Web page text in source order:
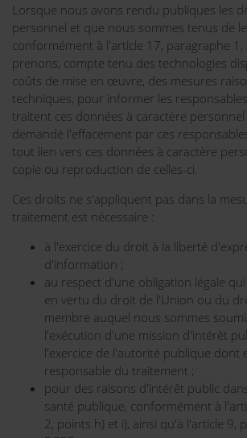
Lorsque nous avons rendu publiques les
personnel et que nous sommes tenus de
conformément à l'article 17, paragraphe 1,
prenons, compte tenu des technologies
coûts de mise en œuvre, des mesures
techniques, pour informer les
traitent ces données à caractère
demandé l'effacement par ces
tout lien vers ces données à caractère
copie ou reproduction de celles-ci.
Ces droits ne s'appliquent pas dans la
traitement est nécessaire :
à l'exercice du droit à la liberté
d'information ;
au respect d'une obligation légale
en vertu du droit de l'Union ou du
membre auquel nous sommes
l'exécution d'une mission d'intérêt
l'exercice de l'autorité publique dont
responsable du traitement ;
pour des raisons d'intérêt public
santé publique, conformément à
2, points h) et i), ainsi qu'à l'article 9,